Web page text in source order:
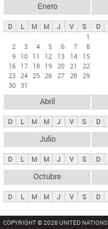
ds
p
n
c
i
p
l
e
s
Enero
D L M M J V
S
1
2
3 4 5 6 7
8
9 10 11 12 13 14
15
16 17 18 19 20 21
22
23 24 25 26 27 28 29
30 31
D
Abril
D L M M J V S D
Julio
D L M M J V S D
Octubre
D L M M J V S D
COPYRIGHT © 2026 UNITED NATIONS